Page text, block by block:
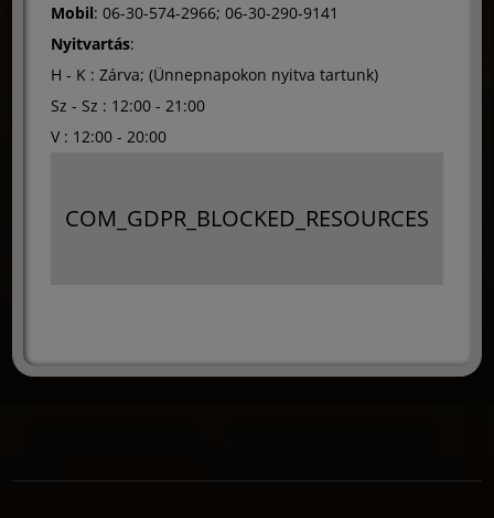
Mobil: 06-30-574-2966; 06-30-290-9141
Nyitvartás:
H - K : Zárva; (Ünnepnapokon nyitva tartunk)
Sz - Sz : 12:00 - 21:00
V : 12:00 - 20:00
COM_GDPR_BLOCKED_RESOURCES